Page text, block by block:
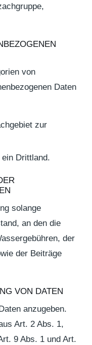
von
Daten
zur
Drittland.
solange
an den die
der
der Beiträge
VON DATEN
anzugeben.
Art. 2 Abs. 1,
9 Abs. 1 und Art.